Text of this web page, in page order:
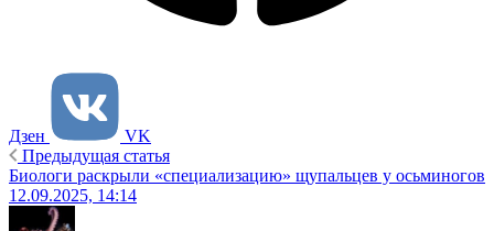
Дзен
VK
Предыдущая статья
Биологи раскрыли «специализацию» щупальцев у осьминогов
12.09.2025, 14:14